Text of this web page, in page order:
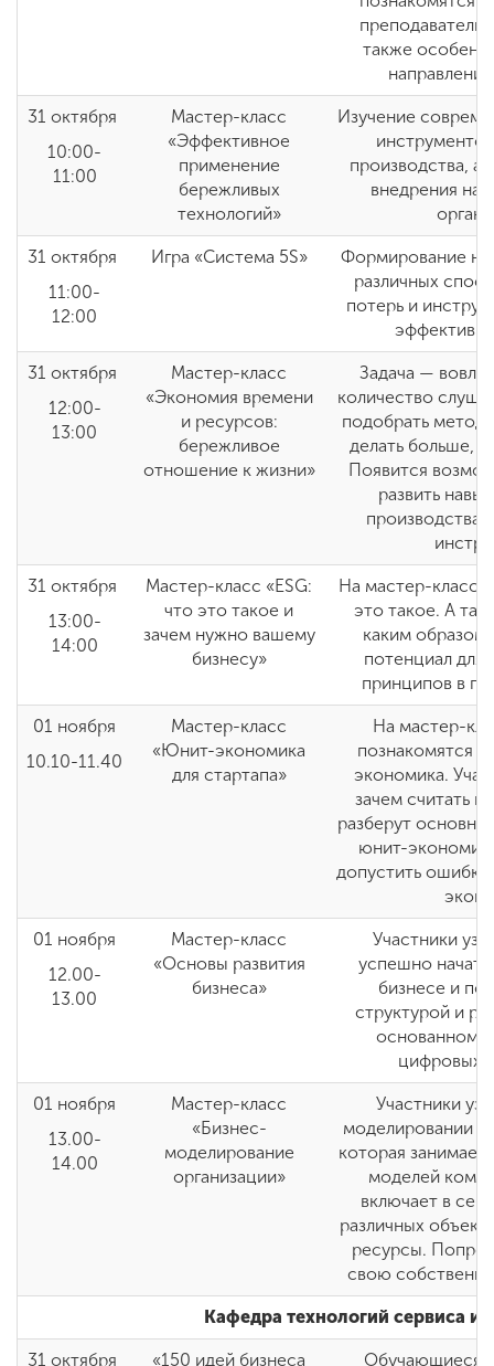
также
31 октября
10:00-
11:00
Мастер-класс
«Эффективное
применение
бережливых
технологий»
Изучение
производства, а
внедрения на
31 октября
11:00-
12:00
Игра «Система 5S»
Формирование
различных
потерь и
31 октября
12:00-
13:00
Мастер-класс
«Экономия времени
и ресурсов:
бережливое
отношение к жизни»
Задача —
количество
подобрать
делать больше,
Появится
развить
производства
31 октября
13:00-
14:00
Мастер-класс «ESG:
что это такое и
зачем нужно вашему
бизнесу»
На мастер-классе
это такое. А
каким
потенциал для
принципов в
01 ноября
10.10-11.40
Мастер-класс
«Юнит-экономика
для стартапа»
На мастер-
познакомятся
экономика.
зачем считать
разберут
юнит-
допустить
01 ноября
12.00-
13.00
Мастер-класс
«Основы развития
бизнеса»
Участники
успешно начать
бизнесе и
структурой и
основанном
цифровых
01 ноября
13.00-
14.00
Мастер-класс
«Бизнес-
моделирование
организации»
Участники
моделировании
которая
моделей
включает в
различных
ресурсы.
свою
Кафедра технологий сервиса и
31 октября
«150 идей бизнеса
Обучающиеся